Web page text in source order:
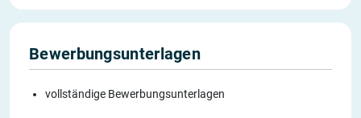
Bewerbungsunterlagen
vollständige Bewerbungsunterlagen